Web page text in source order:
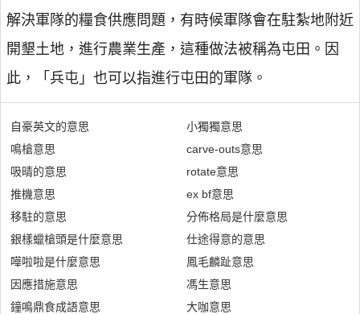
解決軍隊的糧食供應問題，有時候軍隊會在駐紮地附近
開墾土地，進行農業生產，這種做法被稱為屯田。因
此，「兵屯」也可以指進行屯田的軍隊。
自豪英文的意思
鳴槍意思
吸晴的意思
推機意思
移駐的意思
銀樣蠟槍頭是什麼意思
嘩啦啦是什麼意思
因應措施意思
鐘鳴鼎食成語意思
小獨獨意思
carve-outs意思
rotate意思
ex bf意思
分佈格局是什麼意思
仕途得意的意思
鳳毛麟趾意思
馮生意思
大咖意思